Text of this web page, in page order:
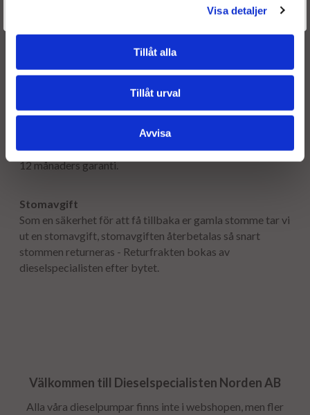
Visa detaljer
Tillåt alla
Tillåt urval
Avvisa
Fri frakt både tur & retur.
Leveranstiden normalt ca är 2-5 arbetsdagar.
Garanti:
12 månaders garanti.
Stomavgift
Som en säkerhet för att få tillbaka er gamla stomme tar vi
ut en stomavgift, stomavgiften återbetalas så snart
stommen returneras - Returfrakten bokas av
dieselspecialisten efter bytet.
Välkommen till Dieselspecialisten Norden AB
Alla våra dieselpumpar finns inte i webshopen, men fler
Välkommen tillbaka! Klicka här för att komma till dina sidor.
Givetvis går det även bra att handla utan att logga in.